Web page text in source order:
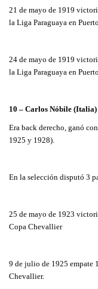
21 de mayo de 1919
la Liga Paraguaya en
24 de mayo de 1919
la Liga Paraguaya en
10 – Carlos Nóbile (Italia)
Era back derecho, ganó
1925 y 1928).
En la selección disputó 3
25 de mayo de 1923
Copa Chevallier
9 de julio de 1925 empate
Chevallier.